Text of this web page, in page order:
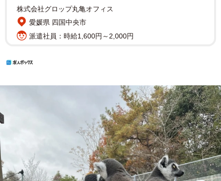
株式会社グロップ丸亀オフィス
愛媛県 四国中央市
派遣社員：時給1,600円～2,000円